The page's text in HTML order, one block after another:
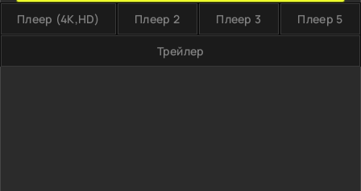
Плеер (4K,HD) Плеер 2 Плеер 3 Плеер 5
Трейлер